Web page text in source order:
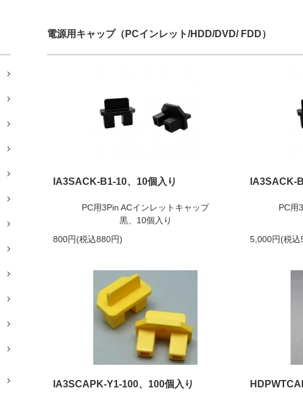
電源用キャップ（PCインレット/HDD/DVD/ FDD）
IA3SACK-B1-10、10個入り
PC用3Pin ACインレットキャップ
黒、10個入り
800円(税込880円)
IA3SACK-
PC用
5,000円(税込
IA3SCAPK-Y1-100、100個入り